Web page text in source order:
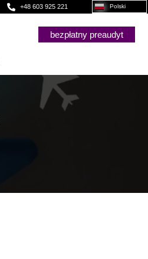
+48 603 925 221 Polski
bezpłatny preaudyt